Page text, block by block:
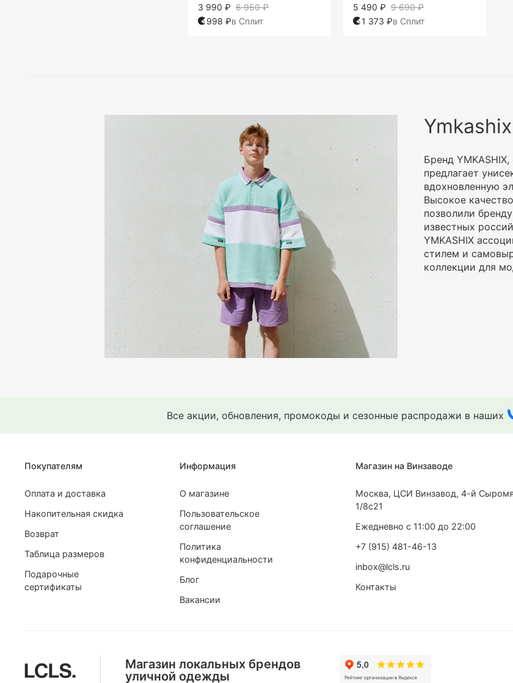
6 950 ₽
3 990 ₽
998 ₽в Сплит
9 690 ₽
5 490 ₽
1 373 ₽в Сплит
Ymkashix
Бренд
предлагает
вдохновленную
Высокое
позволили
известных
YMKASHIX
стилем и
коллекции для
Все акции, обновления, промокоды и сезонные распродажи в наших
Покупателям
Оплата и доставка
Накопительная скидка
Возврат
Таблица размеров
Подарочные
сертификаты
Информация
О магазине
Пользовательское
соглашение
Политика
конфиденциальности
Блог
Вакансии
Магазин на Винзаводе
Москва, ЦСИ Винзавод, 4-й
1/8с21
Ежедневно с 11:00 до 22:00
+7 (915) 481-46-13
inbox@lcls.ru
Контакты
Магазин локальных брендов
уличной одежды